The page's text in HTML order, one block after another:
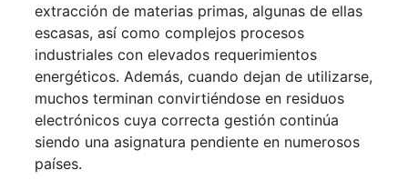
extracción de materias primas, algunas de ellas
escasas, así como complejos procesos
industriales con elevados requerimientos
energéticos. Además, cuando dejan de utilizarse,
muchos terminan convirtiéndose en residuos
electrónicos cuya correcta gestión continúa
siendo una asignatura pendiente en numerosos
países.